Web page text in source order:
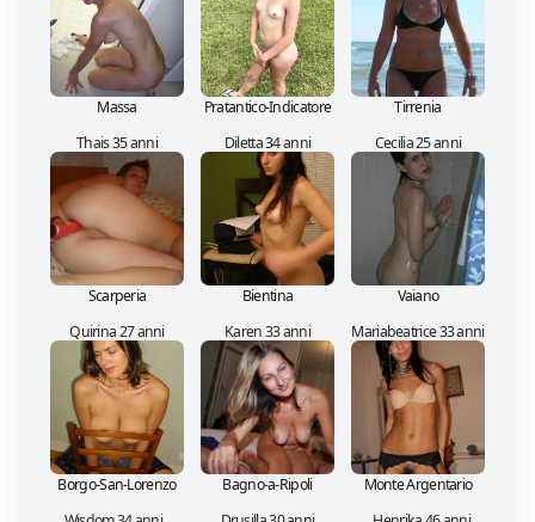
Massa Pratantico-Indicatore
Tirrenia
Thais 35 anni
Scarperia
Diletta 34 anni
Bientina
Cecilia 25 anni
Vaiano
Quirina 27 anni
Borgo-San-Lorenzo
Karen 33 anni
Bagno-a-Ripoli
Mariabeatrice 33 anni
Monte Argentario